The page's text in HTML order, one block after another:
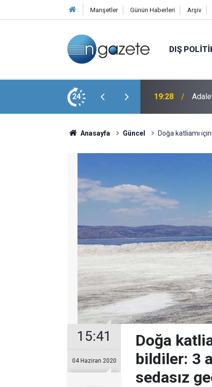
Manşetler Günün Haberleri Arşiv
DIŞ
24
NATO'nun 5. Maddesiyle
19:28
Anasayfa Güncel Doğa katliamı
15:41
04 Haziran 2020
Doğa
bildiler: 3
sedasız